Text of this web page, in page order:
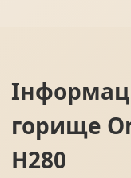
горище
H280